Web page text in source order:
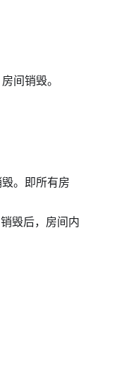
间销毁。
。即所有房
毁后，房间内